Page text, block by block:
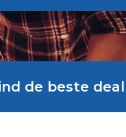
bespaar !
de beste deal